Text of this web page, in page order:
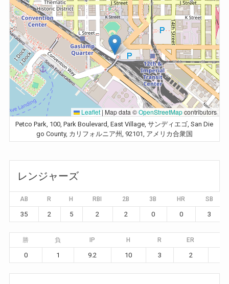
Leaflet | Map data ©OpenStreetMapcontributors
Petco Park, 100, Park Boulevard, East Village, サンディエゴ, San Die
go County, カリフォルニア州, 92101, アメリカ合衆国
レンジャーズ
AB R H RBI 2B 3B HR SB
35 2 5 2 2 0 0 3
勝 負 IP H R ER
0 1 9.2 10 3 2